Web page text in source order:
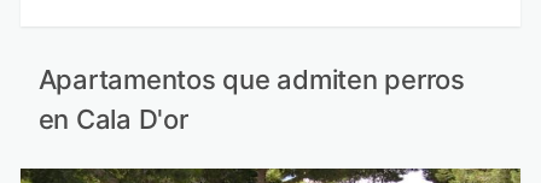
Apartamentos que admiten perros
en Cala D'or